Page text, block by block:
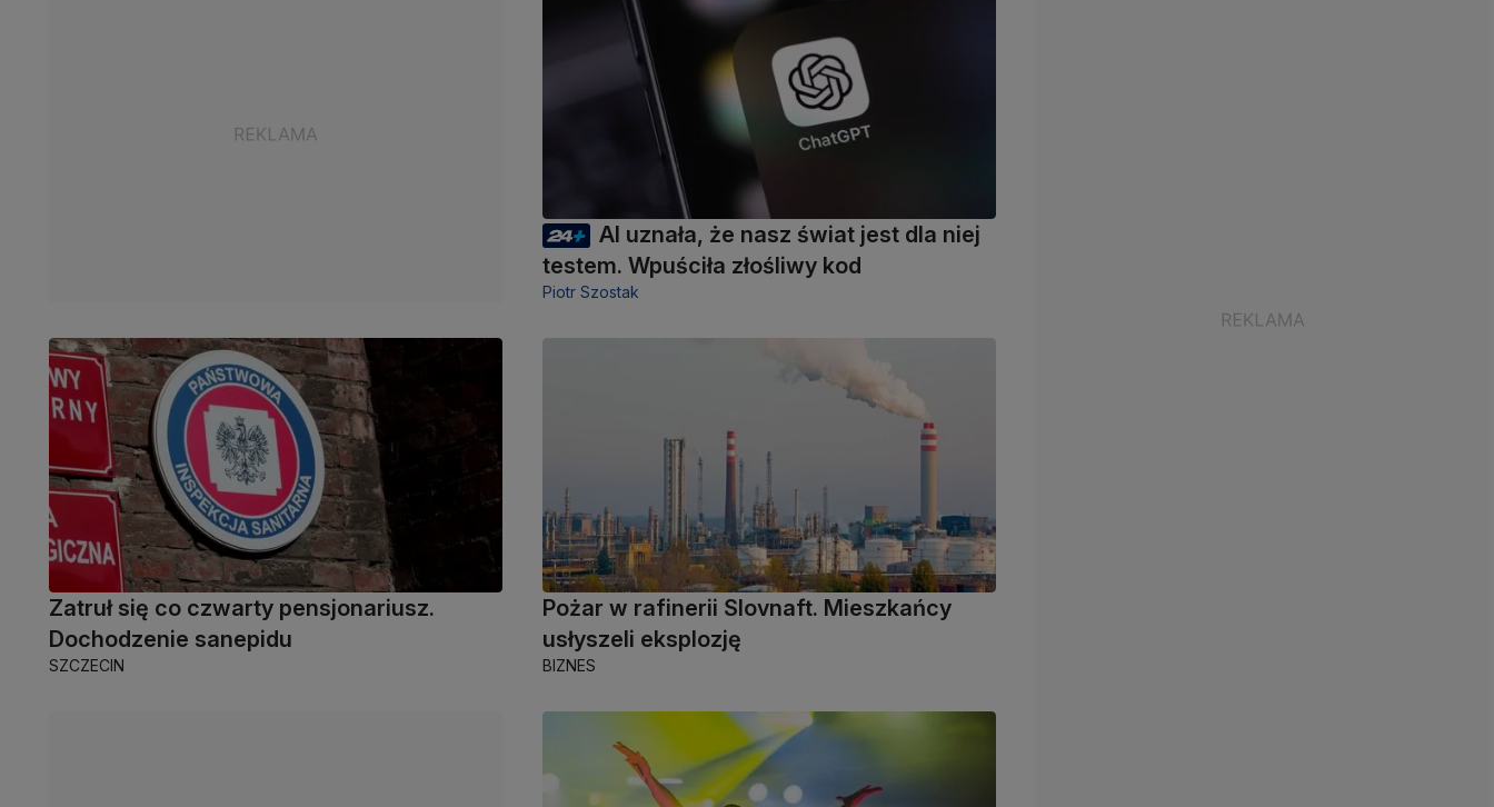
AI uznała, że nasz świat jest dla niej
testem. Wpuściła złośliwy kod
Piotr Szostak
Zatruł się co czwarty pensjonariusz.
Dochodzenie sanepidu
SZCZECIN
Pożar w rafinerii Slovnaft. Mieszkańcy
usłyszeli eksplozję
BIZNES